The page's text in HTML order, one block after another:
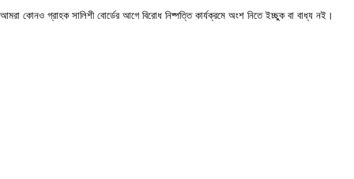
আমরা কোনও গ্রাহক সালিশী বোর্ডের আগে বিরোধ নিষ্পত্তি কার্যক্রমে অংশ নিতে ইচ্ছুক বা বাধ্য নই।